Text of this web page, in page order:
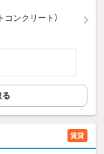
コンクリート）
賃貸